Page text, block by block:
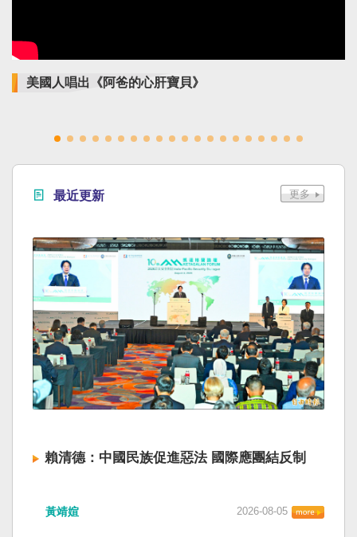
美國人唱出《阿爸的心肝寶貝》
最近更新
賴清德：中國民族促進惡法 國際應團結反制
「民族團結進步促進法」對各國人民進行政治審
黃靖媗 2026-08-05